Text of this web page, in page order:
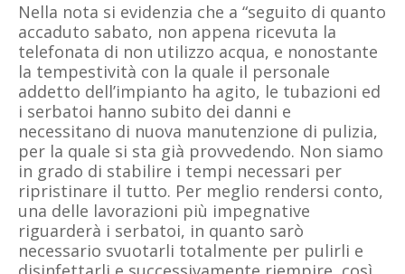
Nella nota si evidenzia che a “seguito di quanto
accaduto sabato, non appena ricevuta la
telefonata di non utilizzo acqua, e nonostante
la tempestività con la quale il personale
addetto dell’impianto ha agito, le tubazioni ed
i serbatoi hanno subito dei danni e
necessitano di nuova manutenzione di pulizia,
per la quale si sta già provvedendo. Non siamo
in grado di stabilire i tempi necessari per
ripristinare il tutto. Per meglio rendersi conto,
una delle lavorazioni più impegnative
riguarderà i serbatoi, in quanto sarò
necessario svuotarli totalmente per pulirli e